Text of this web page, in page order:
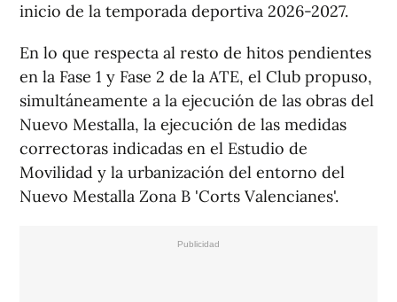
inicio de la temporada deportiva 2026-2027.
En lo que respecta al resto de hitos pendientes
en la Fase 1 y Fase 2 de la ATE, el Club propuso,
simultáneamente a la ejecución de las obras del
Nuevo Mestalla, la ejecución de las medidas
correctoras indicadas en el Estudio de
Movilidad y la urbanización del entorno del
Nuevo Mestalla Zona B 'Corts Valencianes'.